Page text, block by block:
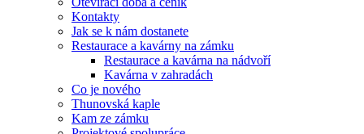
Kontakty
Jak se k nám dostanete
Restaurace a kavárny na zámku
Restaurace a kavárna na nádvoří
Kavárna v zahradách
Co je nového
Thunovská kaple
Kam ze zámku